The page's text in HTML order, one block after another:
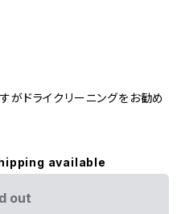
ドライクリーニングをお勧め
available
out